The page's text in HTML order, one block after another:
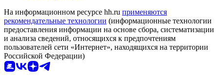
На информационном ресурсе hh.ru применяются
рекомендательные технологии (информационные технологии
предоставления информации на основе сбора, систематизации
и анализа сведений, относящихся к предпочтениям
пользователей сети «Интернет», находящихся на территории
Российской Федерации)